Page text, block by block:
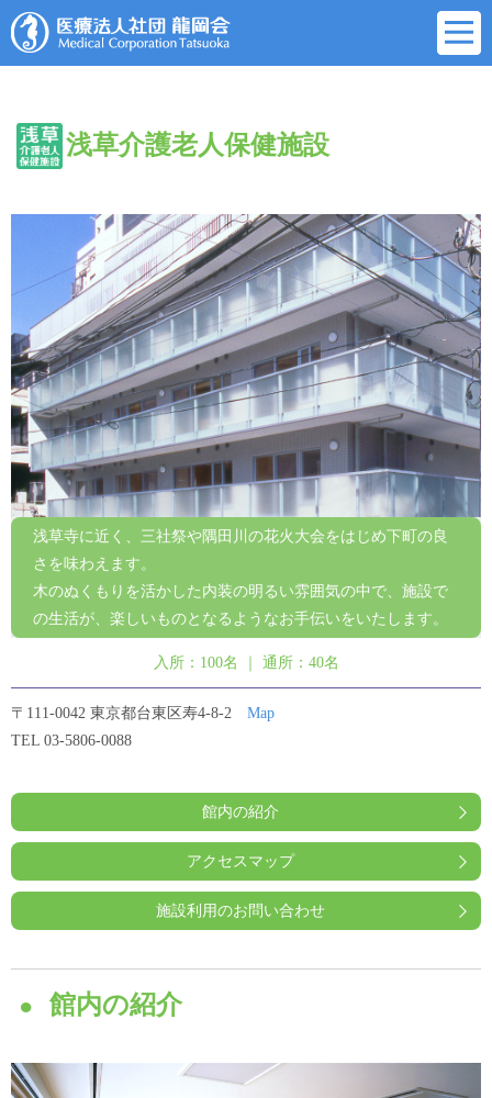
浅草介護老人保健施設
浅草寺に近く、三社祭や隅田川の花火大会をはじめ下町の良
さを味わえます。
木のぬくもりを活かした内装の明るい雰囲気の中で、施設で
の生活が、楽しいものとなるようなお手伝いをいたします。
入所：100名 ｜ 通所：40名
〒111-0042 東京都台東区寿4-8-2 Map
TEL 03-5806-0088
館内の紹介
アクセスマップ
施設利用のお問い合わせ
館内の紹介